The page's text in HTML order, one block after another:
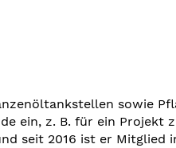
sowie
ein, z. B. für ein Projekt
seit 2016 ist er Mitglied